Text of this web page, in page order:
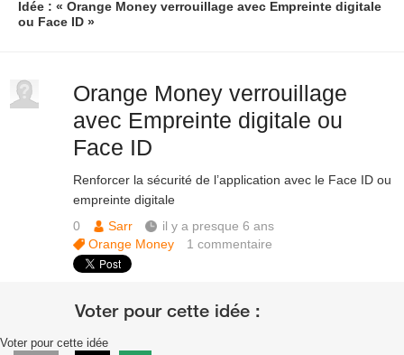
Idée : « Orange Money verrouillage avec Empreinte digitale
ou Face ID »
Orange Money verrouillage
avec Empreinte digitale ou
Face ID
Renforcer la sécurité de l’application avec le Face ID ou
empreinte digitale
0
Sarr
il y a presque 6 ans
Orange Money
1commentaire
Voter pour cette idée